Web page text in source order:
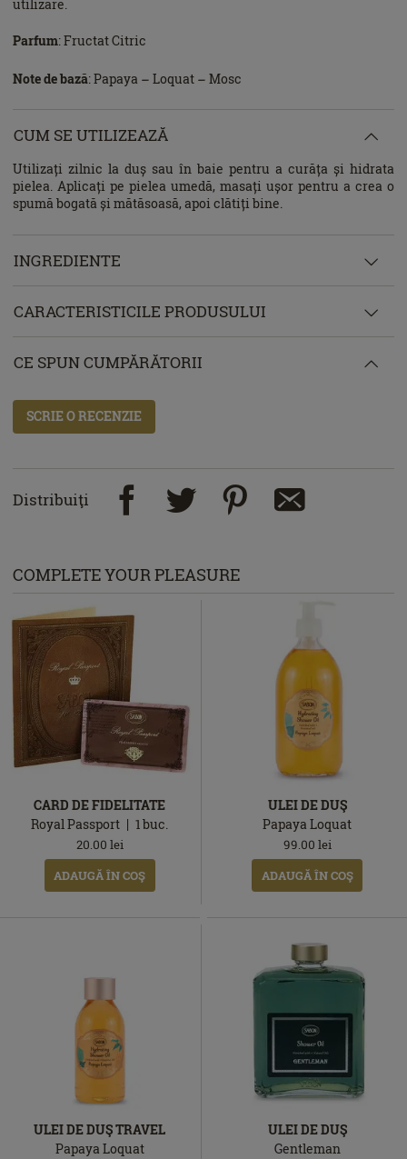
utilizare.
Parfum: Fructat Citric
Note de bază: Papaya – Loquat – Mosc
CUM SE UTILIZEAZĂ
Utilizați zilnic la duș sau în baie pentru a curăța și hidrata
pielea. Aplicați pe pielea umedă, masați ușor pentru a crea o
spumă bogată și mătăsoasă, apoi clătiți bine.
INGREDIENTE
CARACTERISTICILE PRODUSULUI
CE SPUN CUMPĂRĂTORII
SCRIE O RECENZIE
Distribuiţi
COMPLETE YOUR PLEASURE
CARD DE FIDELITATE
Royal Passport
1buc.
20.00 lei
ADAUGĂ ÎN COŞ
ULEI DE DUŞ
Papaya Loquat
99.00 lei
ADAUGĂ ÎN COŞ
ULEI DE DUŞ TRAVEL
Papaya Loquat
ULEI DE DUŞ
Gentleman